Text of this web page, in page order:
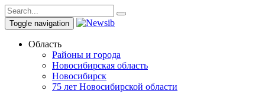
Toggle navigation
Область
Районы и города
Новосибирская область
Новосибирск
75 лет Новосибирской области